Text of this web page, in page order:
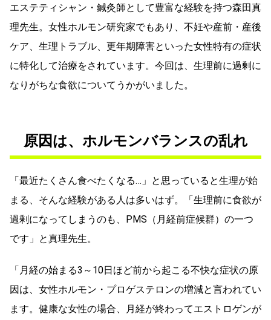
エステティシャン・鍼灸師として豊富な経験を持つ森田真
理先生。女性ホルモン研究家でもあり、不妊や産前・産後
ケア、生理トラブル、更年期障害といった女性特有の症状
に特化して治療をされています。今回は、生理前に過剰に
なりがちな食欲についてうかがいました。
原因は、ホルモンバランスの乱れ
「最近たくさん食べたくなる…」と思っていると生理が始
まる、そんな経験がある人は多いはず。「生理前に食欲が
過剰になってしまうのも、PMS（月経前症候群）の一つ
です」と真理先生。
「月経の始まる3～10日ほど前から起こる不快な症状の原
因は、女性ホルモン・プロゲステロンの増減と言われてい
ます。健康な女性の場合、月経が終わってエストロゲンが